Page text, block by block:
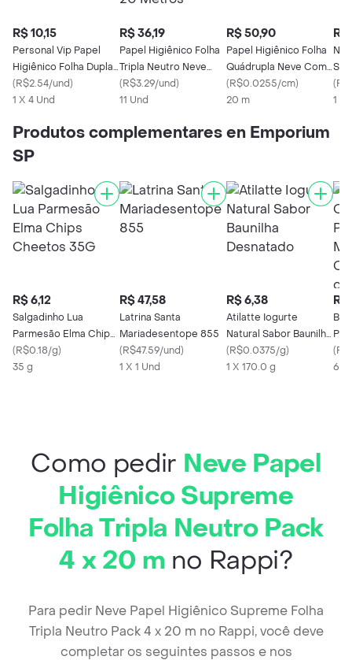
R$ 10,15
Personal Vip Papel
Higiênico Folha Dupla
Neutro
(R$2.54/und)
1 X 4 Und
R$ 36,19
Papel Higiênico Folha
Tripla Neutro Neve
Supreme 20 Metros
(R$3.29/und)
11 Und
R$ 50,90
Papel Higiênico Folha
Quádrupla Neve Com
12 Rolos
(R$0.0255/cm)
20 m
R$
(
1 X
Produtos complementares en Emporium
SP
R$ 6,12
Salgadinho Lua
Parmesão Elma Chips
Cheetos 35G
(R$0.18/g)
35 g
R$ 47,58
Latrina Santa
Mariadesentope 855
(R$47.59/und)
1 X 1 Und
R$ 6,38
Atilatte Iogurte
Natural Sabor Baunilha
Desnatado
(R$0.0375/g)
1 X 170.0 g
R$
g
(
65
Como pedir Neve Papel
Higiênico Supreme
Folha Tripla Neutro Pack
4 x 20 m no Rappi?
Para pedir Neve Papel Higiênico Supreme Folha
Tripla Neutro Pack 4 x 20 m no Rappi, você deve
completar os seguintes passos e nos